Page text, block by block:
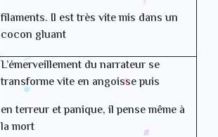
filaments. Il est très vite mis dans un
cocon gluant
L’émerveillement du narrateur se
transforme vite en angoisse puis
en terreur et panique, il pense même à
la mort